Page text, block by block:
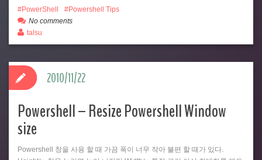
PowerShell
Powershell Tips
No comments
talsu
Powershell – Resize Powershell Window
size
Powershell 창을 사용 할 때 가끔 폭이 너무 작아 불편 할 때가 있다.
2010/11/22